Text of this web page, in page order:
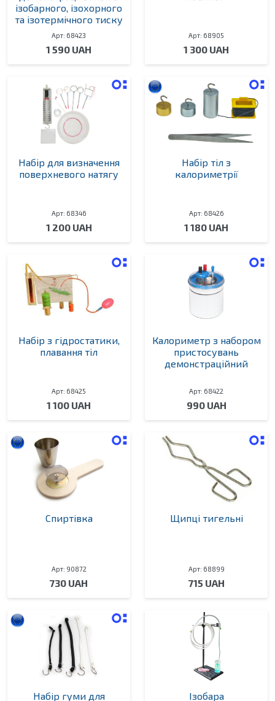
ізобарного, ізохорного
та ізотермічного тиску
Арт: 68423
1 590 UAH
Арт: 68905
1 300 UAH
Набір для визначення
поверхневого натягу
Арт: 68346
1 200 UAH
Набір тіл з
калориметрії
Арт: 68426
1 180 UAH
Набір з гідростатики,
плавання тіл
Арт: 68425
1 100 UAH
Калориметр з набором
пристосувань
демонстраційний
Арт: 68422
990 UAH
Спиртівка
Арт: 90872
730 UAH
Щипці тигельні
Арт: 68899
715 UAH
Набір гуми для Ізобара